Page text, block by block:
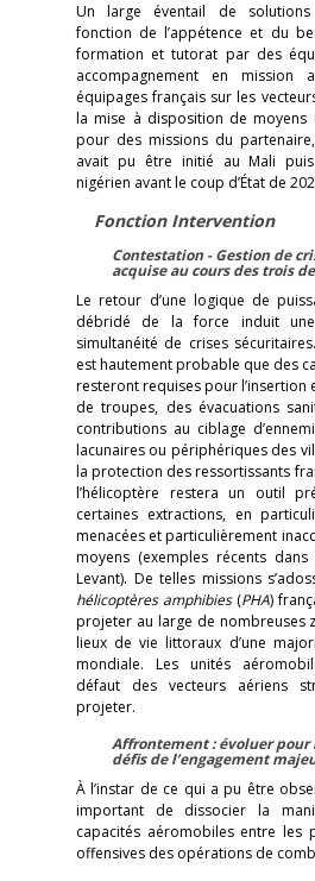
Un large éventail de
fonction de l’appétence et du
formation et tutorat par des
accompagnement en mission
équipages français sur les
la mise à disposition de moyens
pour des missions du
avait pu être initié au Mali
nigérien avant le coup d’État de
Fonction Intervention
Contestation - Gestion de
acquise au cours des trois
Le retour d’une logique de
débridé de la force induit
simultanéité de crises
est hautement probable que des
resteront requises pour l’insertion
de troupes, des évacuations
contributions au ciblage
lacunaires ou périphériques des
la protection des ressortissants
l’hélicoptère restera un outil
certaines extractions, en
menacées et particulièrement
moyens (exemples récents
Levant). De telles missions
hélicoptères amphibies(PHA)
projeter au large de nombreuses
lieux de vie littoraux d’une
mondiale. Les unités
défaut des vecteurs aériens
projeter.
Affrontement : évoluer pour
défis de l’engagement
À l’instar de ce qui a pu être
important de dissocier la
capacités aéromobiles entre les
offensives des opérations de